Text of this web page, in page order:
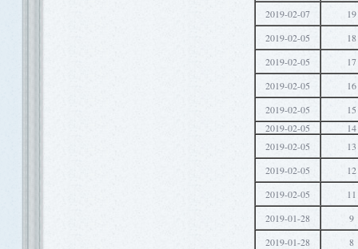
2019-02-07
19
2019-02-05
18
2019-02-05
17
2019-02-05
16
2019-02-05
15
2019-02-05
14
2019-02-05
13
2019-02-05
12
2019-02-05
11
2019-01-28
9
2019-01-28
8